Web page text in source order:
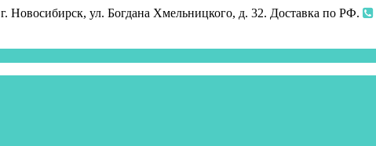
г. Новосибирск, ул. Богдана Хмельницкого, д. 32. Доставка по РФ.